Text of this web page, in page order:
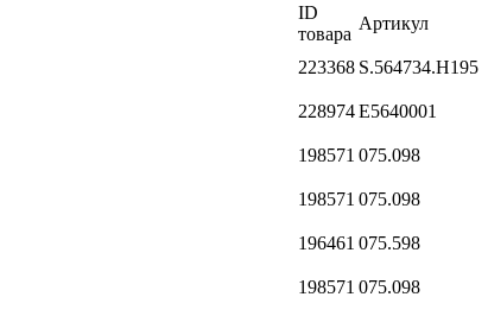
ID
товара
Артикул
223368 S.564734.H195
228974E5640001
198571 075.098
198571 075.098
196461 075.598
198571 075.098